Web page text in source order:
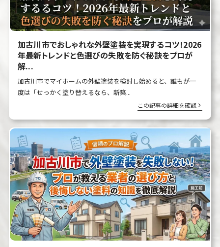
加古川市でおしゃれな外壁塗装を実現するコツ！2026
年最新トレンドと色選びの失敗を防ぐ秘訣をプロが
解...
加古川市でマイホームの外壁塗装を検討し始めると、誰もが一
度は「せっかく塗り替えるなら、新築...
この記事の詳細を確認